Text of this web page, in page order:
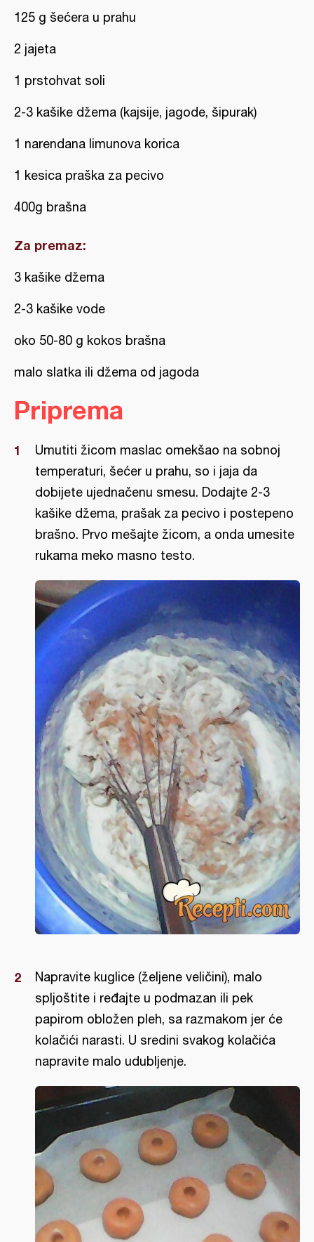
125 g šećera u prahu
2 jajeta
1 prstohvat soli
2-3 kašike džema (kajsije, jagode, šipurak)
1 narendana limunova korica
1 kesica praška za pecivo
400g brašna
Za premaz:
3 kašike džema
2-3 kašike vode
oko 50-80 g kokos brašna
malo slatka ili džema od jagoda
Priprema
Umutiti žicom maslac omekšao na sobnoj
temperaturi, šećer u prahu, so i jaja da
dobijete ujednačenu smesu. Dodajte 2-3
kašike džema, prašak za pecivo i postepeno
brašno. Prvo mešajte žicom, a onda umesite
rukama meko masno testo.
Napravite kuglice (željene veličini), malo
spljoštite i ređajte u podmazan ili pek
papirom obložen pleh, sa razmakom jer će
kolačići narasti. U sredini svakog kolačića
napravite malo udubljenje.